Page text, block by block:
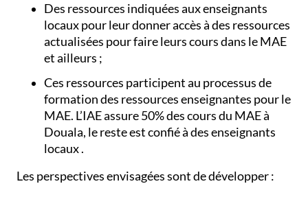
Des ressources indiquées aux enseignants
locaux pour leur donner accès à des ressources
actualisées pour faire leurs cours dans le MAE
et ailleurs ;
Ces ressources participent au processus de
formation des ressources enseignantes pour le
MAE. L’IAE assure 50% des cours du MAE à
Douala, le reste est confié à des enseignants
locaux .
Les perspectives envisagées sont de développer :